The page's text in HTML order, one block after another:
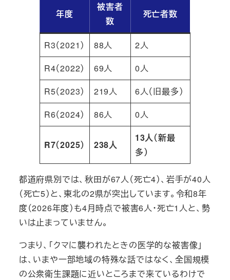
年度
被害者
数
死亡者数
R3（2021） 88人
2人
R4（2022）
69人
0人
R5（2023）
219人
6人（旧最多）
R6（2024）
86人 0人
R7（2025） 238人
13人（新最
多）
都道府県別では、秋田が67人（死亡4）、岩手が40人
（死亡5）と、東北の2県が突出しています。令和8年
度（2026年度）も4月時点で被害6人・死亡1人と、勢
いは止まっていません。
つまり、「クマに襲われたときの医学的な被害像」
は、いまや一部地域の特殊な話ではなく、全国規模
の公衆衛生課題に近いところまで来ているわけで